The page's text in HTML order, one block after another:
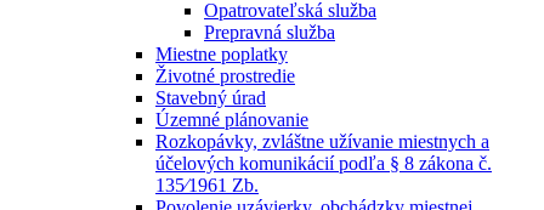
Opatrovateľská služba
Prepravná služba
Miestne poplatky
Životné prostredie
Stavebný úrad
Územné plánovanie
Rozkopávky, zvláštne užívanie miestnych a
účelových komunikácií podľa § 8 zákona č.
135⁄1961 Zb.